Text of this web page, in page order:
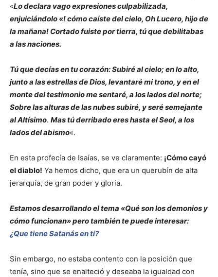
«Lo declara vago expresiones culpabilizada,
enjuiciándolo «! cómo caíste del cielo, Oh Lucero, hijo de
la mañana! Cortado fuiste por tierra, tú que debilitabas
a las naciones.
Tú que decías en tu corazón: Subiré al cielo; en lo alto,
junto a las estrellas de Dios, levantaré mi trono, y en el
monte del testimonio me sentaré, a los lados del norte;
Sobre las alturas de las nubes subiré, y seré semejante
al Altísimo. Mas tú derribado eres hasta el Seol, a los
lados del abismo«.
En esta profecía de Isaías, se ve claramente: ¡Cómo cayó
el diablo! Ya hemos dicho, que era un querubín de alta
jerarquía, de gran poder y gloria.
Estamos desarrollando el tema «Qué son los demonios y
cómo funcionan» pero también te puede interesar:
¿Que tiene Satanás en ti?
Sin embargo, no estaba contento con la posición que
tenía, sino que se enalteció y deseaba la igualdad con